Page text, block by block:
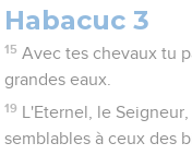
Habacuc 3
15 Avec tes chevaux tu
grandes eaux.
19
L'Eternel, le
semblables à ceux des